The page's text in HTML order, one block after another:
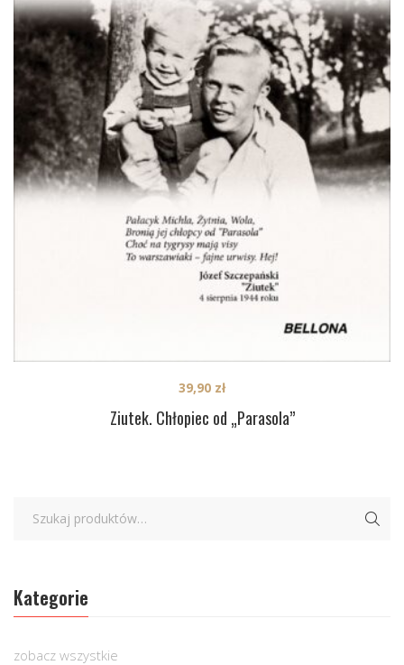
Ziutek. Chłopiec od „Parasola”
39,90 zł
Kategorie
zobacz wszystkie